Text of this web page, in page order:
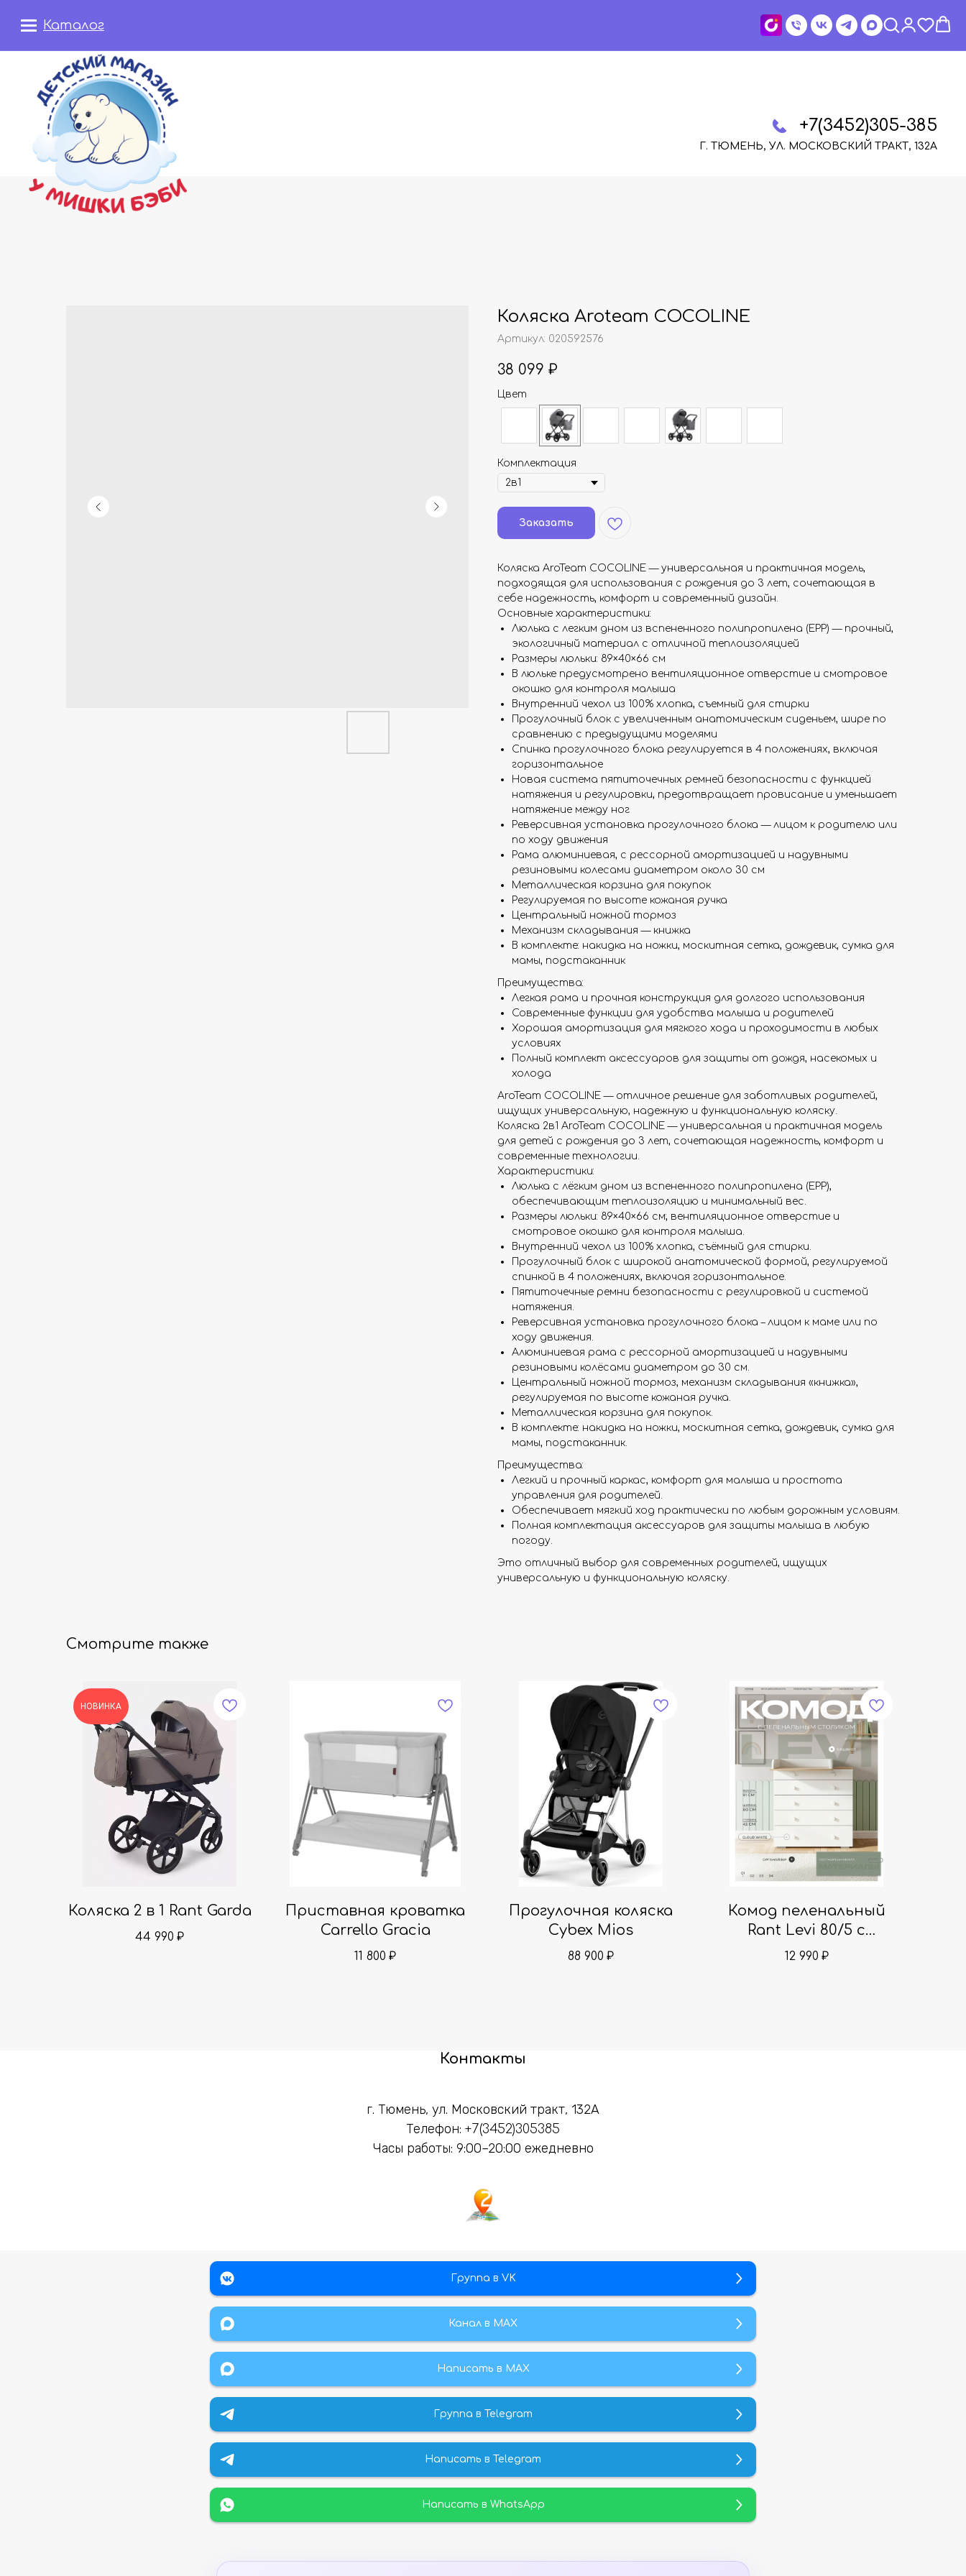
+7(3452)305-385
Г. ТЮМЕНЬ, УЛ. МОСКОВСКИЙ ТРАКТ, 132А
Каталог
Коляска Aroteam COCOLINE
Артикул: 020592576
38 099 ₽
Цвет
Комплектация
Заказать
Коляска AroTeam COCOLINE — универсальная и практичная модель,
подходящая для использования с рождения до 3 лет, сочетающая в
себе надежность, комфорт и современный дизайн.
Основные характеристики:
Люлька с легким дном из вспененного полипропилена (EPP) — прочный,
экологичный материал с отличной теплоизоляцией
Размеры люльки: 89×40×66 см
В люльке предусмотрено вентиляционное отверстие и смотровое
окошко для контроля малыша
Внутренний чехол из 100% хлопка, съемный для стирки
Прогулочный блок с увеличенным анатомическим сиденьем, шире по
сравнению с предыдущими моделями
Спинка прогулочного блока регулируется в 4 положениях, включая
горизонтальное
Новая система пятиточечных ремней безопасности с функцией
натяжения и регулировки, предотвращает провисание и уменьшает
натяжение между ног
Реверсивная установка прогулочного блока — лицом к родителю или
по ходу движения
Рама алюминиевая, с рессорной амортизацией и надувными
резиновыми колесами диаметром около 30 см
Металлическая корзина для покупок
Регулируемая по высоте кожаная ручка
Центральный ножной тормоз
Механизм складывания — книжка
В комплекте: накидка на ножки, москитная сетка, дождевик, сумка для
мамы, подстаканник
Преимущества:
Легкая рама и прочная конструкция для долгого использования
Современные функции для удобства малыша и родителей
Хорошая амортизация для мягкого хода и проходимости в любых
условиях
Полный комплект аксессуаров для защиты от дождя, насекомых и
холода
AroTeam COCOLINE — отличное решение для заботливых родителей,
ищущих универсальную, надежную и функциональную коляску.
Коляска 2в1 AroTeam COCOLINE — универсальная и практичная модель
для детей с рождения до 3 лет, сочетающая надежность, комфорт и
современные технологии.
Характеристики:
Люлька с лёгким дном из вспененного полипропилена (EPP),
обеспечивающим теплоизоляцию и минимальный вес.
Размеры люльки: 89×40×66 см; вентиляционное отверстие и
смотровое окошко для контроля малыша.
Внутренний чехол из 100% хлопка, съёмный для стирки.
Прогулочный блок с широкой анатомической формой, регулируемой
спинкой в 4 положениях, включая горизонтальное.
Пятиточечные ремни безопасности с регулировкой и системой
натяжения.
Реверсивная установка прогулочного блока – лицом к маме или по
ходу движения.
Алюминиевая рама с рессорной амортизацией и надувными
резиновыми колёсами диаметром до 30 см.
Центральный ножной тормоз, механизм складывания «книжка»,
регулируемая по высоте кожаная ручка.
Металлическая корзина для покупок.
В комплекте: накидка на ножки, москитная сетка, дождевик, сумка для
мамы, подстаканник.
Преимущества:
Легкий и прочный каркас, комфорт для малыша и простота
управления для родителей.
Обеспечивает мягкий ход практически по любым дорожным условиям.
Полная комплектация аксессуаров для защиты малыша в любую
погоду.
Это отличный выбор для современных родителей, ищущих
универсальную и функциональную коляску.
Смотрите также
НОВИНКА
Коляска 2 в 1 Rant Garda
44 990 ₽
Приставная кроватка
Carrello Gracia
11 800 ₽
Прогулочная коляска
Cybex Mios
88 900 ₽
Комод пеленальный
Rant Levi 80/5 с
органайзером
12 990 ₽
Контакты
г. Тюмень, ул. Московский тракт, 132А
Телефон: +7(3452)305385
Часы работы: 9:00–20:00 ежедневно
Группа в VK
Канал в МАХ
Написать в MAX
Группа в Telegram
Написать в Telegram
Написать в WhatsApp